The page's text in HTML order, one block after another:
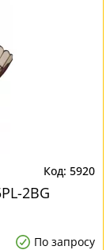
5920
2BG
По запросу